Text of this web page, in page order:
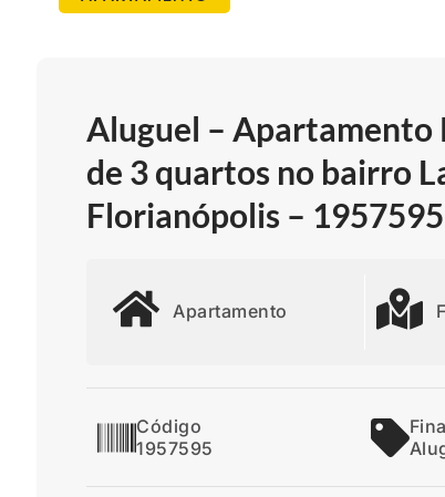
Aluguel – Apartamento
de 3 quartos no bairro
Florianópolis – 1957595
Apartamento
Código
1957595